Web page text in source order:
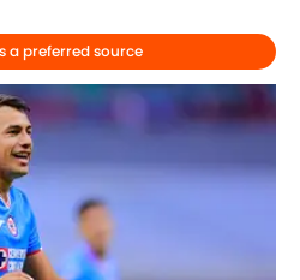
a preferred source